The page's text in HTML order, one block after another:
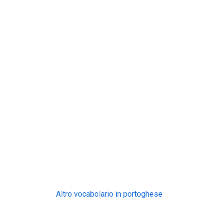
Altro vocabolario in portoghese